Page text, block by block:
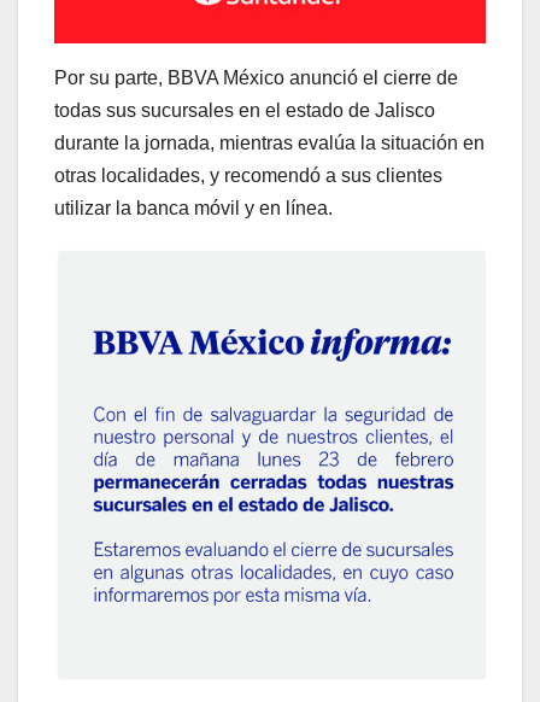
Por su parte, BBVA México anunció el cierre de
todas sus sucursales en el estado de Jalisco
durante la jornada, mientras evalúa la situación en
otras localidades, y recomendó a sus clientes
utilizar la banca móvil y en línea.